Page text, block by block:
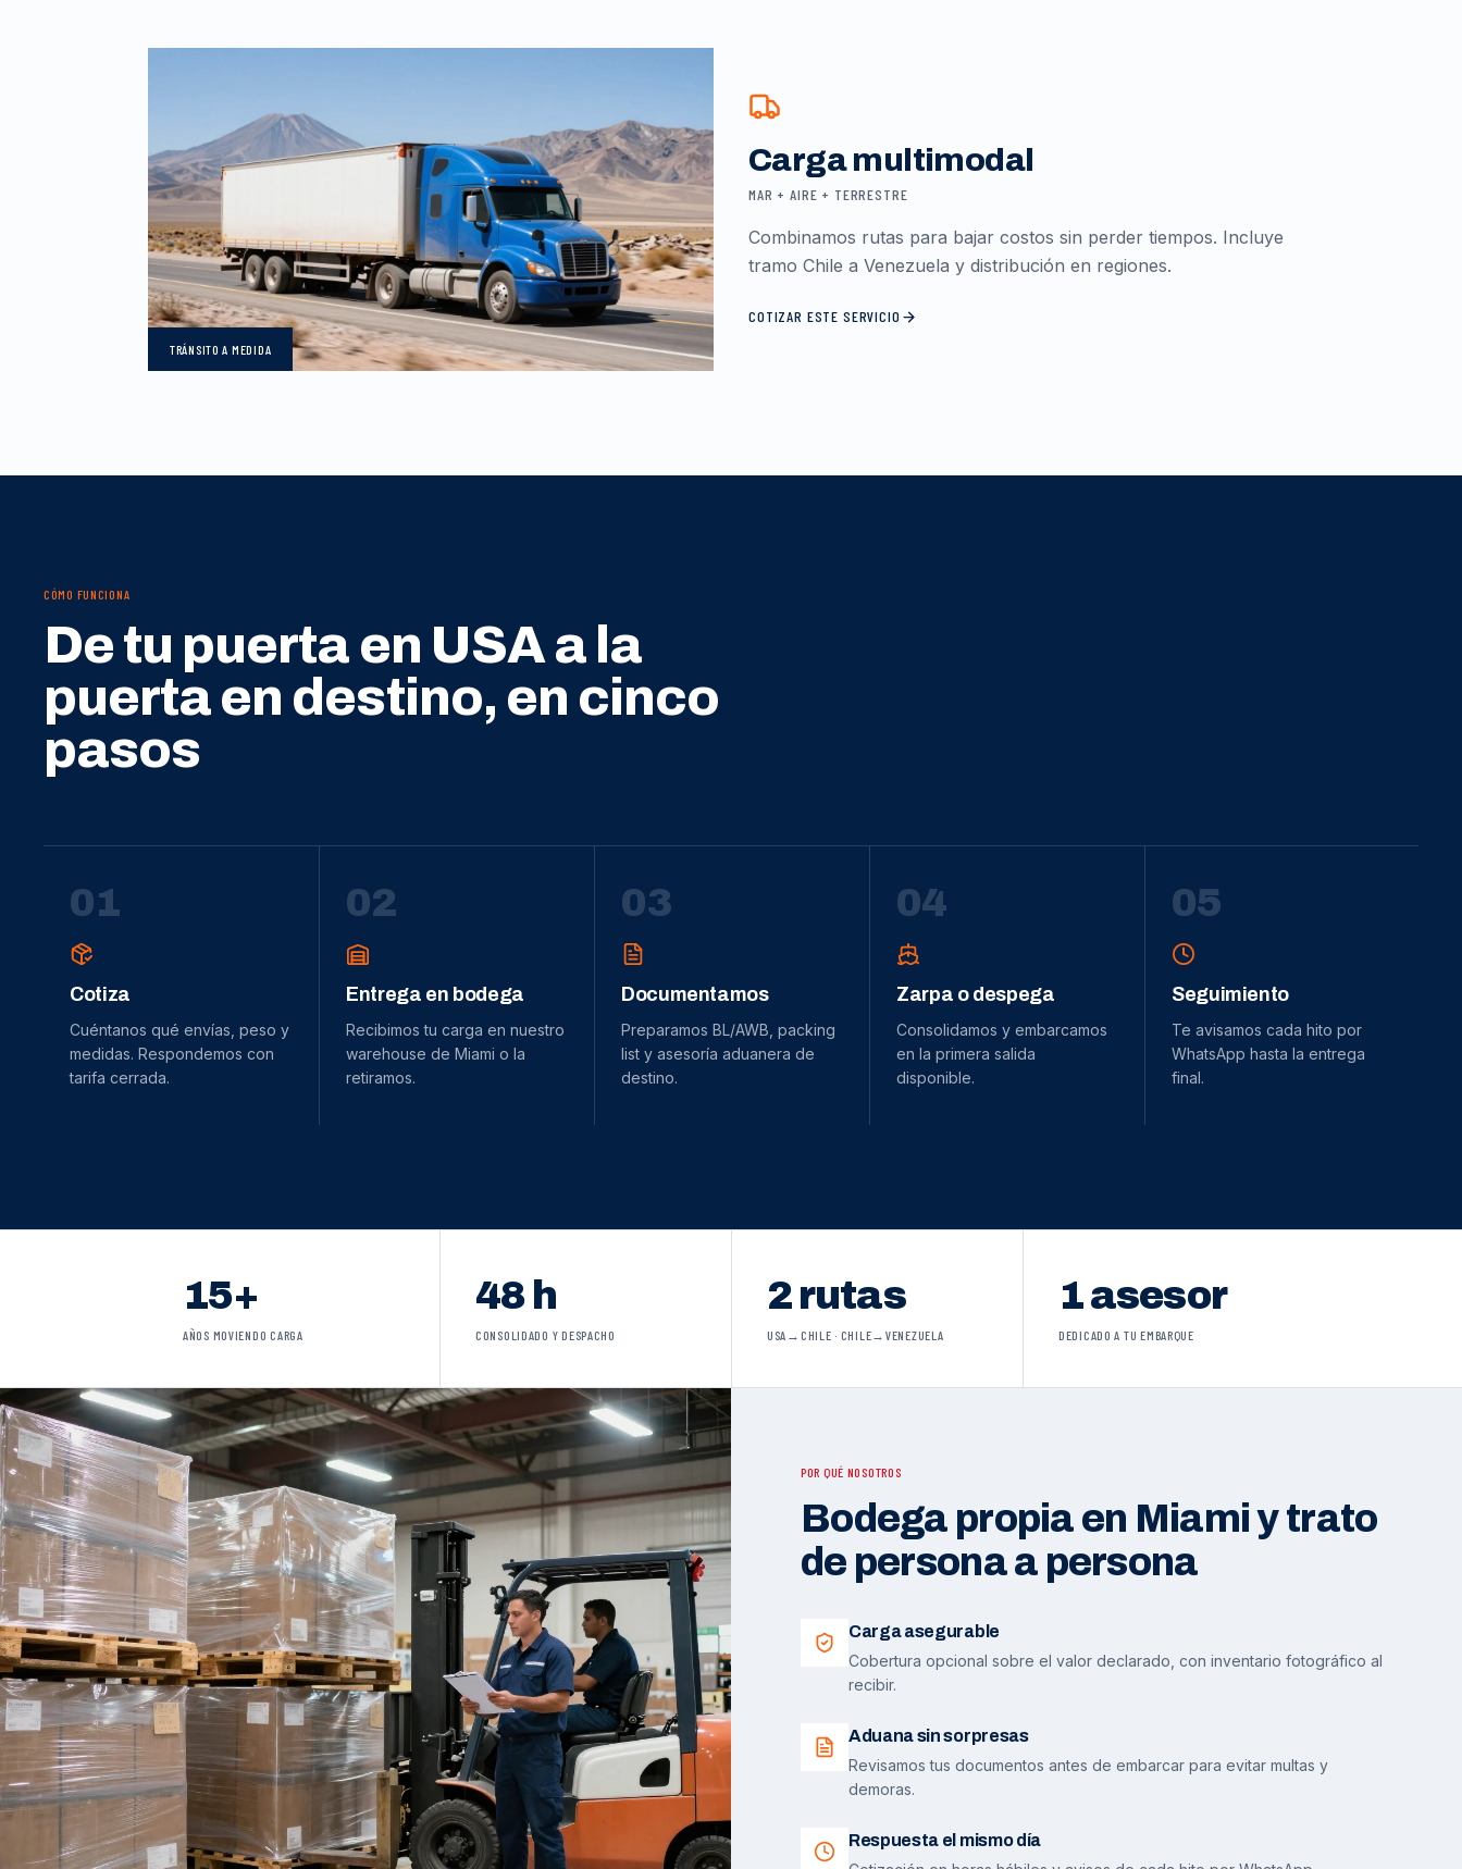
TRÁNSITOA MEDIDA
Carga multimodal
MAR + AIRE + TERRESTRE
Combinamos rutas para bajar costos sin perder tiempos. Incluye
tramo Chile a Venezuela y distribución en regiones.
COTIZAR ESTE SERVICIO
CÓMO FUNCIONA
De tu puerta en USA a la
puerta en destino, en cinco
pasos
01
Cotiza
Cuéntanos qué envías, peso y
medidas. Respondemos con
tarifa cerrada.
02
Entrega en bodega
Recibimos tu carga en nuestro
warehouse de Miami o la
retiramos.
03
Documentamos
Preparamos BL/AWB, packing
list y asesoría aduanera de
destino.
04
Zarpa o despega
Consolidamos y embarcamos
en la primera salida
disponible.
05
Seguimiento
Te avisamos cada hito por
WhatsApp hasta la entrega
final.
15+
AÑOS MOVIENDO CARGA
48 h
CONSOLIDADO Y DESPACHO
2 rutas
USA→CHILE · CHILE→VENEZUELA
1 asesor
DEDICADO A TU EMBARQUE
POR QUÉ NOSOTROS
Bodega propia en Miami y trato
de persona a persona
Carga asegurable
Cobertura opcional sobre el valor declarado, con inventario fotográfico al
recibir.
Aduana sin sorpresas
Revisamos tus documentos antes de embarcar para evitar multas y
demoras.
Respuesta el mismo día